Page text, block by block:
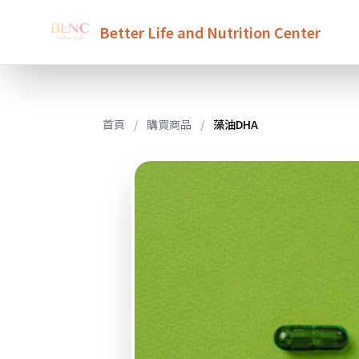
Better Life and Nutrition Center
首頁 / 購買商品 / 藻油DHA